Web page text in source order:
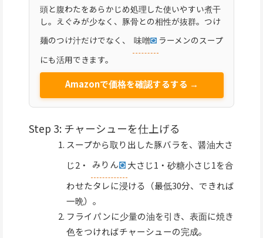
頭と腹わたをあらかじめ処理した使いやすい煮干
し。えぐみが少なく、豚骨との相性が抜群。つけ
麺のつけ汁だけでなく、
味噌
ラーメンのスープ
にも活用できます。
Amazonで価格を確認するする →
Step 3: チャーシューを仕上げる
スープから取り出した豚バラを、醤油大さ
じ2・
みりん
大さじ1・砂糖小さじ1を合
わせたタレに浸ける（最低30分、できれば
一晩）。
フライパンに少量の油を引き、表面に焼き
色をつければチャーシューの完成。